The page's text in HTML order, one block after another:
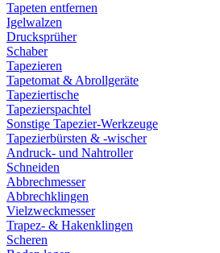
Tapeten entfernen
Igelwalzen
Drucksprüher
Schaber
Tapezieren
Tapetomat & Abrollgeräte
Tapeziertische
Tapezierspachtel
Sonstige Tapezier-Werkzeuge
Tapezierbürsten & -wischer
Andruck- und Nahtroller
Schneiden
Abbrechmesser
Abbrechklingen
Vielzweckmesser
Trapez- & Hakenklingen
Scheren